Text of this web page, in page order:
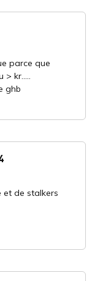
parce que
> kr.....
ghb
et de stalkers